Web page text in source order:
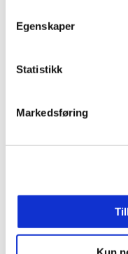
Egenskaper
Statistikk
Markedsføring
Adrian Sæther
Her kunne lufta ha
ny energi fra